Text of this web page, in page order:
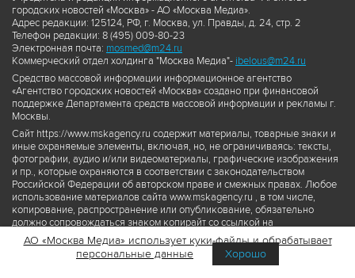
городских новостей «Москва» - АО «Москва Медиа».
Адрес редакции: 125124, РФ, г. Москва, ул. Правды, д. 24, стр. 2
Телефон редакции: 8 (495) 009-80-23
Электронная почта: mosmed@m24.ru
Коммерческий отдел холдинга "Москва Медиа"- ibelous@m24.ru
Средство массовой информации информационное агентство
«Агентство городских новостей «Москва» создано при финансовой
поддержке Департамента средств массовой информации и рекламы г.
Москвы.
Сайт https://www.mskagency.ru содержит материалы, товарные знаки и
иные охраняемые элементы, включая, но, не ограничиваясь: тексты,
фотографии, аудио и/или видеоматериалы, графические изображения
и пр., которые охраняются в соответствии с законодательством
Российской Федерации об авторском праве и смежных правах. Любое
использование материалов сайта www.mskagency.ru , в том числе,
копирование, распространение или опубликование, обязательно
должно сопровождаться знаком копирайт со ссылкой на
правообладателя © АО «Москва Медиа», а также гиперссылкой на сайт
www.mskagency.ru как на первоисточник информации. Переработка
материалов сайта www.mskagency.ru не допускается.
АО «Москва Медиа» использует куки-файлы и обрабатывает
персональные данные
Хорошо